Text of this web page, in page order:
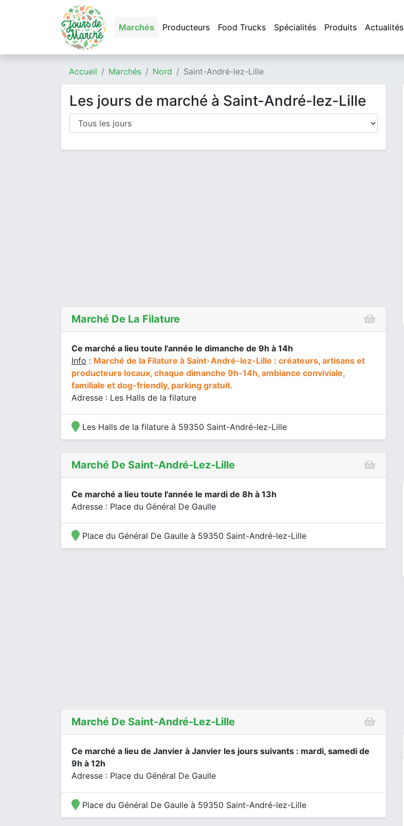
Marchés Producteurs Food Trucks Spécialités Produits Actualités
Accueil Marchés Nord Saint-André-lez-Lille
Les jours de marché à Saint-André-lez-Lille
Marché De La Filature
Ce marché a lieu toute l'année le dimanche de 9h à 14h
Info : Marché de la Filature à Saint-André-lez-Lille : créateurs, artisans et
producteurs locaux, chaque dimanche 9h-14h, ambiance conviviale,
familiale et dog-friendly, parking gratuit.
Adresse : Les Halls de la filature
Les Halls de la filature à 59350 Saint-André-lez-Lille
Marché De Saint-André-Lez-Lille
Ce marché a lieu toute l'année le mardi de 8h à 13h
Adresse : Place du Général De Gaulle
Place du Général De Gaulle à 59350 Saint-André-lez-Lille
Marché De Saint-André-Lez-Lille
Ce marché a lieu de Janvier à Janvier les jours suivants : mardi, samedi de
9h à 12h
Adresse : Place du Général De Gaulle
Place du Général De Gaulle à 59350 Saint-André-lez-Lille